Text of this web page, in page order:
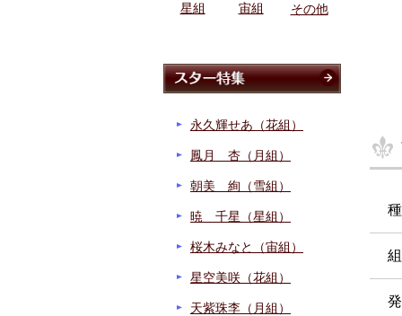
組
星組 宙組 その他
永久輝せあ（花組）
鳳月 杏（月組）
朝美 絢（雪組）
暁 千星（星組）
桜木みなと（宙組）
星空美咲（花組）
天紫珠李（月組）